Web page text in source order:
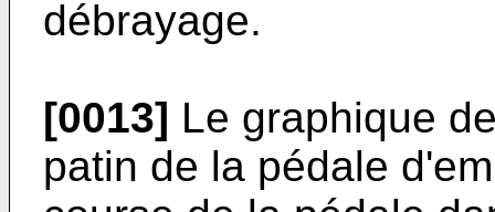
débrayage.
[0013] Le graphique
patin de la pédale